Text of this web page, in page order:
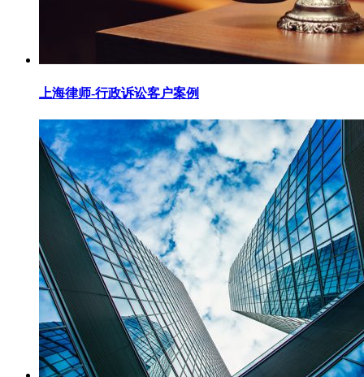
上海律师-行政诉讼客户案例